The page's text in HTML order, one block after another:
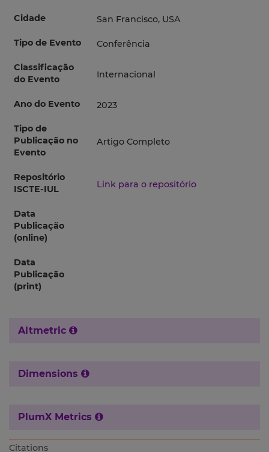
Cidade San Francisco, USA
Tipo de Evento Conferência
Classificação
do Evento
Internacional
Ano do Evento 2023
Tipo de
Publicação no
Evento
Artigo Completo
Repositório
ISCTE-IUL
Link para o repositório
Data
Publicação
(online)
Data
Publicação
(print)
Altmetric
Dimensions
PlumX Metrics
Citations